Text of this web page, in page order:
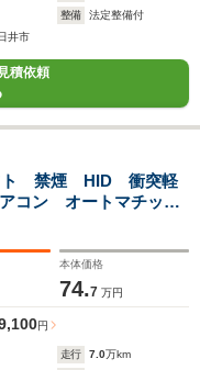
整備
法定整備付
井市
積依頼
ト 禁煙 HID 衝突軽
コン オートマチック
ミラー PVガラス
本体価格
74.7 万円
円
走行 7.0万km